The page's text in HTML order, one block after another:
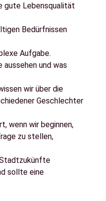
gute Lebensqualität
Bedürfnissen
Aufgabe.
und was
wir über die
Geschlechter
wenn wir beginnen,
zu stellen,
sollte eine